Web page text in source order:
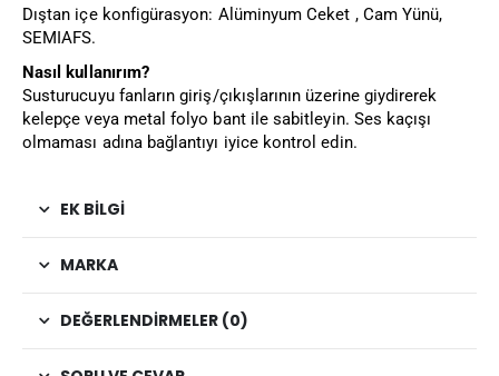
Dıştan içe konfigürasyon: Alüminyum Ceket , Cam Yünü,
SEMIAFS.
Nasıl kullanırım?
Susturucuyu fanların giriş/çıkışlarının üzerine giydirerek
kelepçe veya metal folyo bant ile sabitleyin. Ses kaçışı
olmaması adına bağlantıyı iyice kontrol edin.
EK BILGI
MARKA
DEĞERLENDIRMELER (0)